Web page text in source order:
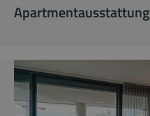
Apartmentausstattung